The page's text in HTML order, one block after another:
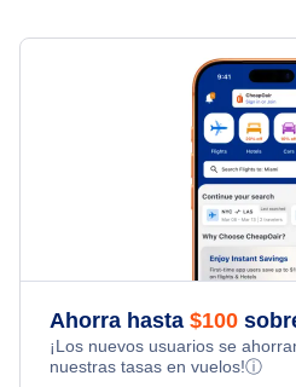
Ahorra hasta $100
¡Los nuevos usuarios se
nuestras tasas en vuelos!ⓘ